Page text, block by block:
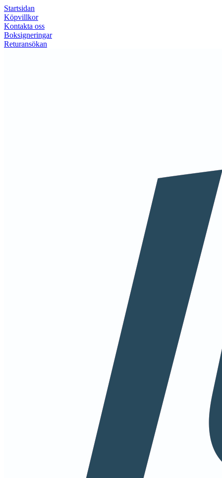
Startsidan
Köpvillkor
Kontakta oss
Boksigneringar
Returansökan